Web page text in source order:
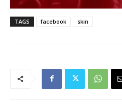
TAGS facebook skin